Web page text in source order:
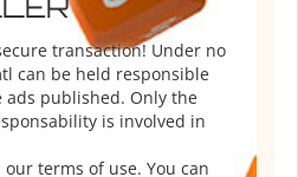
transaction! Under no
can be held responsible
published. Only the
is involved in
terms of use. You can